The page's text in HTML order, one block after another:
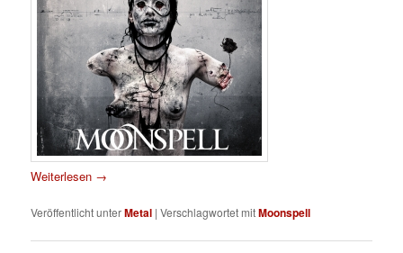
Weiterlesen →
Veröffentlicht unterMetal |Verschlagwortet mitMoonspell